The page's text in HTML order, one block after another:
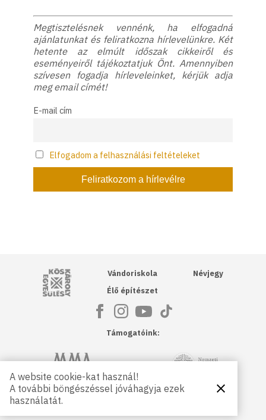
Megtisztelésnek vennénk, ha elfogadná
ajánlatunkat és feliratkozna hírlevelünkre. Két
hetente az elmúlt időszak cikkeiről és
eseményeiről tájékoztatjuk Önt. Amennyiben
szívesen fogadja hírleveleinket, kérjük adja
meg email címét!
E-mail cím
Elfogadom a felhasználási feltételeket
Kós Károly Egyesülés
Vándoriskola
Élő építészet
Névjegy
Támogatóink:
Magyar Művészeti Akadémia NKA
Petőfi Kulturális Ügynökség
A website cookie-kat használ!
A további böngészéssel jóváhagyja ezek
használatát.
Bezárás